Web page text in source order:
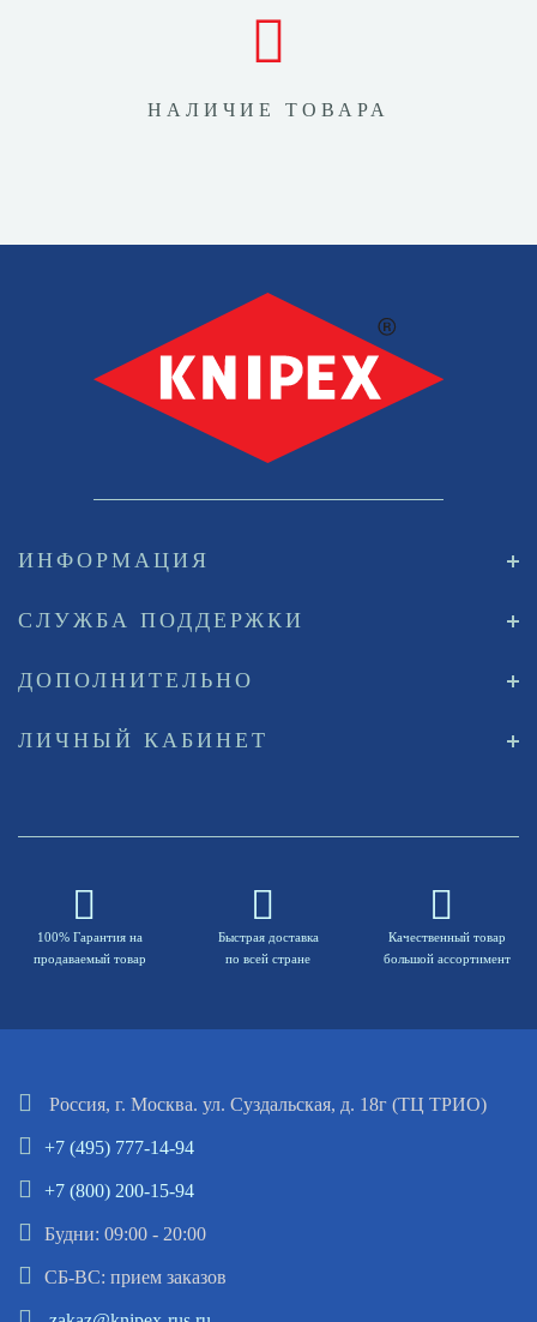
НАЛИЧИЕ ТОВАРА
ИНФОРМАЦИЯ
СЛУЖБА ПОДДЕРЖКИ
ДОПОЛНИТЕЛЬНО
ЛИЧНЫЙ КАБИНЕТ
100% Гарантия на
продаваемый товар
Быстрая доставка
по всей стране
Качественный товар
большой ассортимент
Россия, г. Москва. ул. Суздальская, д. 18г (ТЦ ТРИО)
+7 (495) 777-14-94
+7 (800) 200-15-94
Будни: 09:00 - 20:00
СБ-ВС: прием заказов